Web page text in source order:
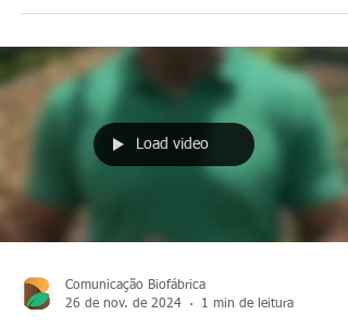
Load video
Comunicação Biofábrica
26 de nov. de 2024
1 min de leitura